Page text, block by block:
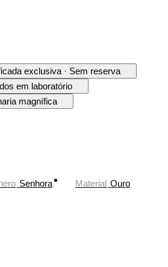
exclusiva · Sem reserva
em laboratório
magnífica
Senhora Material Ouro